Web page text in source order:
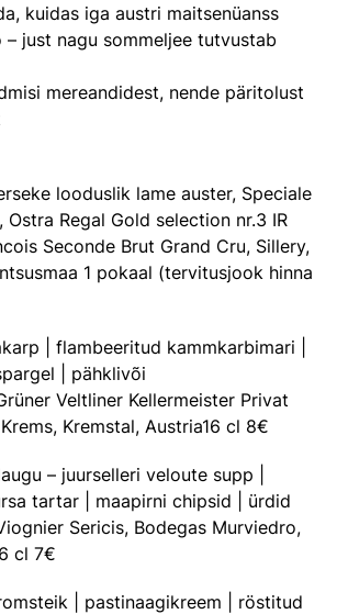
kuidas iga austri maitsenüanss
just nagu sommeljee tutvustab
mereandidest, nende päritolust
looduslik lame auster, Speciale
Ostra Regal Gold selection nr.3 IR
Seconde Brut Grand Cru, Sillery,
1 pokaal (tervitusjook hinna
| flambeeritud kammkarbimari |
| pähklivõi
Veltliner Kellermeister Privat
Kremstal, Austria16 cl 8€
– juurselleri veloute supp |
tartar | maapirni chipsid | ürdid
Sericis, Bodegas Murviedro,
cl 7€
| pastinaagikreem | röstitud